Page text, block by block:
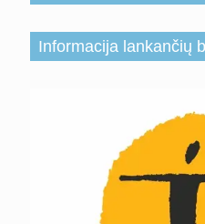
Informacija lankančių